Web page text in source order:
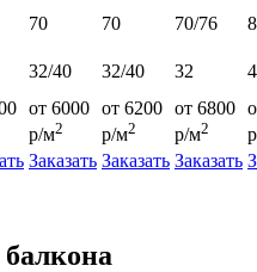
70 70 70/76
32/40 32/40 32
от 6000
р/м2
от 6200
р/м2
от 6800
р/м2
Заказать Заказать Заказать